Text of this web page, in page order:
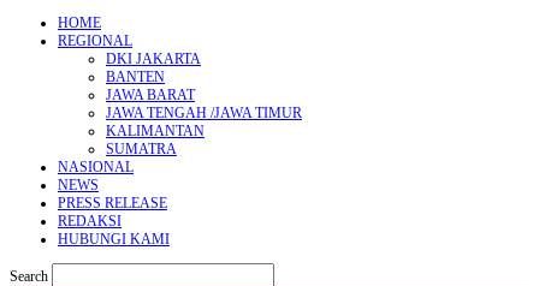
HOME
REGIONAL
DKI JAKARTA
BANTEN
JAWA BARAT
JAWA TENGAH /JAWA TIMUR
KALIMANTAN
SUMATRA
NASIONAL
NEWS
PRESS RELEASE
REDAKSI
HUBUNGI KAMI
Search